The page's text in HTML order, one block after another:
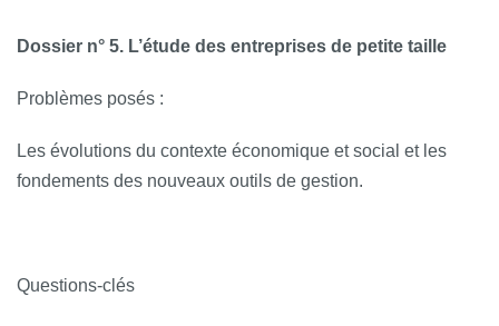
Dossier n° 5. L’étude des entreprises de petite taille
Problèmes posés :
Les évolutions du contexte économique et social et les
fondements des nouveaux outils de gestion.
Questions‐clés